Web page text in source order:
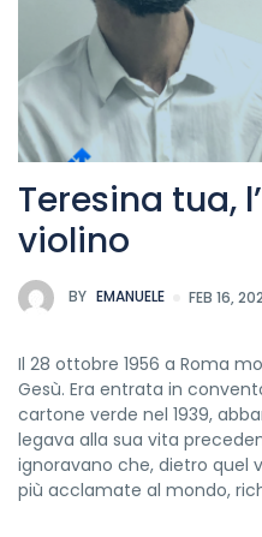
Teresina tua,
violino
BY EMANUELE FEB 16,
Il 28 ottobre 1956 a Roma
Gesù. Era entrata in
cartone verde nel 1939,
legava alla sua vita
ignoravano che, dietro quel
più acclamate al mondo,